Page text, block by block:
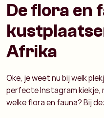
De flora en
Afrika
Oke, je weet nu bij welk
perfecte Instagram kiekje,
welke flora en fauna? Bij